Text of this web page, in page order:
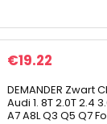
€19.22
DEMANDER Zwart
Audi 1. 8T 2.0T 2.4
A7 A8L Q3 Q5 Q7